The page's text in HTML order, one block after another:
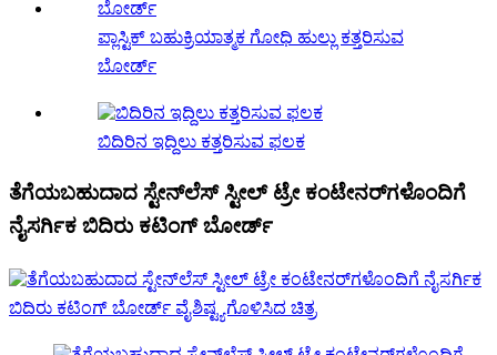
ಪ್ಲಾಸ್ಟಿಕ್ ಬಹುಕ್ರಿಯಾತ್ಮಕ ಗೋಧಿ ಹುಲ್ಲು ಕತ್ತರಿಸುವ
ಬೋರ್ಡ್
ಬಿದಿರಿನ ಇದ್ದಿಲು ಕತ್ತರಿಸುವ ಫಲಕ
ತೆಗೆಯಬಹುದಾದ ಸ್ಟೇನ್‌ಲೆಸ್ ಸ್ಟೀಲ್ ಟ್ರೇ ಕಂಟೇನರ್‌ಗಳೊಂದಿಗೆ
ನೈಸರ್ಗಿಕ ಬಿದಿರು ಕಟಿಂಗ್ ಬೋರ್ಡ್